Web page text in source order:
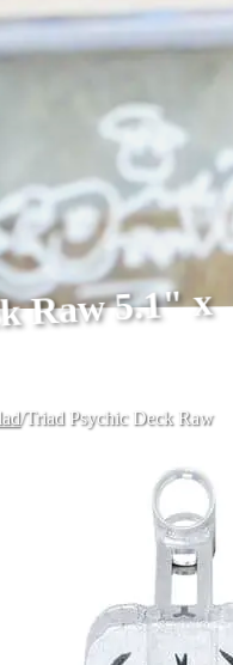
Raw 5.1" x
/Triad Psychic Deck Raw